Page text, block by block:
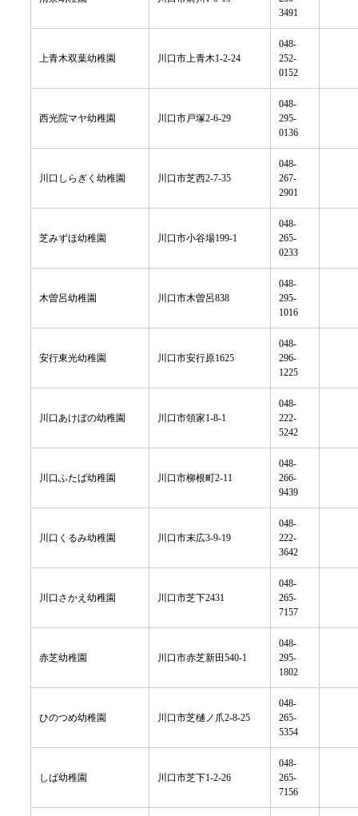
3491
上青木双葉幼稚園 川口市上青木1-2-24
048-
252-
0152
西光院マヤ幼稚園 川口市戸塚2-6-29
048-
295-
0136
川口しらぎく幼稚園 川口市芝西2-7-35
048-
267-
2901
芝みずほ幼稚園 川口市小谷場199-1
048-
265-
0233
木曽呂幼稚園 川口市木曽呂838
048-
295-
1016
安行東光幼稚園 川口市安行原1625
048-
296-
1225
川口あけぼの幼稚園 川口市領家1-8-1
048-
222-
5242
川口ふたば幼稚園 川口市柳根町2-11
048-
266-
9439
川口くるみ幼稚園 川口市末広3-9-19
048-
222-
3642
川口さかえ幼稚園 川口市芝下2431
048-
265-
7157
赤芝幼稚園 川口市赤芝新田540-1
048-
295-
1802
ひのつめ幼稚園 川口市芝樋ノ爪2-8-25
048-
265-
5354
しば幼稚園 川口市芝下1-2-26
048-
265-
7156